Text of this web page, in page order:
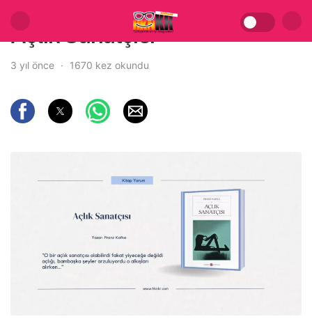
Açlık Sanatçısı
3 yıl önce 1670 kez okundu